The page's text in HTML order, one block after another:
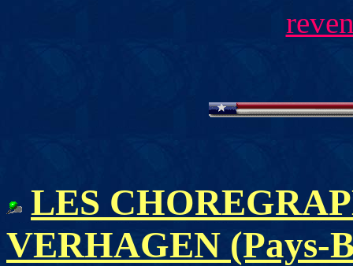
LES
VERHAGEN (Pays-